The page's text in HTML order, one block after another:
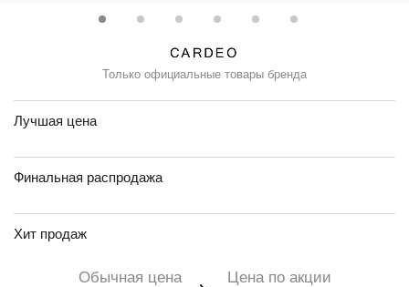
Только официальные товары бренда
Лучшая цена
Финальная распродажа
Хит продаж
Обычная цена Цена по акции